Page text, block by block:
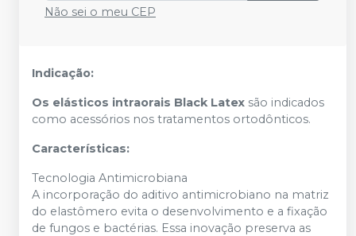
Não sei o meu CEP
Indicação:
Os elásticos intraorais Black Latex são indicados
como acessórios nos tratamentos ortodônticos.
Características:
Tecnologia Antimicrobiana
A incorporação do aditivo antimicrobiano na matriz
do elastômero evita o desenvolvimento e a fixação
de fungos e bactérias. Essa inovação preserva as